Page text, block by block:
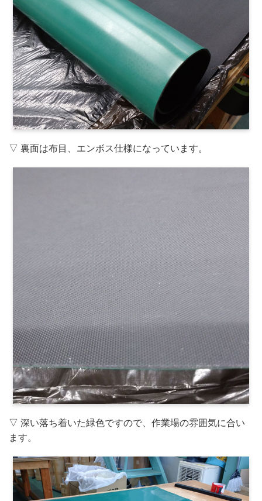
▽ 裏面は布目、エンボス仕様になっています。
▽ 深い落ち着いた緑色ですので、作業場の雰囲気に合い
ます。